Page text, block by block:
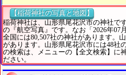
【稲荷神社の写真と地図】
稲荷神社は、山形県尾花沢市の神社で
の『航空写真』です。なお「2026年07
全国には80,507社の神社があります。
があります。山形県尾花沢市には48社
の検索は、メニューの【全文検索】に
ださい。